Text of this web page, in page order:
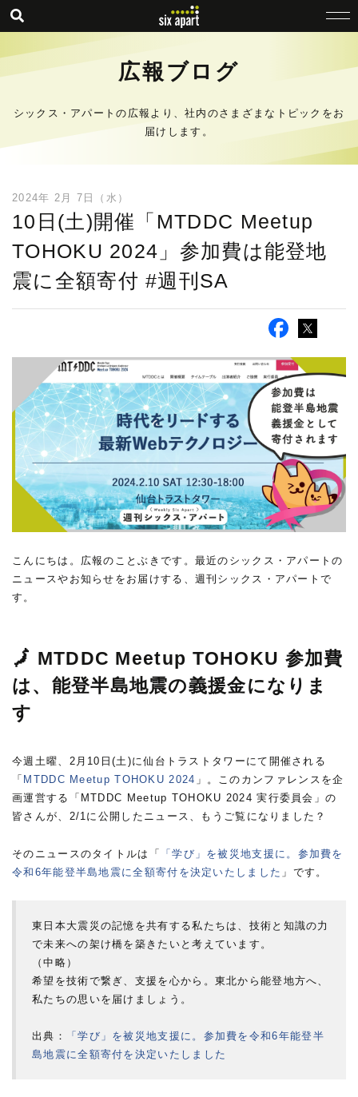
広報ブログ
シックス・アパートの広報より、社内のさまざまなトピックをお
届けします。
2024年 2月 7日（水）
10日(土)開催「MTDDC Meetup
TOHOKU 2024」参加費は能登地
震に全額寄付 #週刊SA
こんにちは。広報のことぶきです。最近のシックス・アパートの
ニュースやお知らせをお届けする、週刊シックス・アパートで
す。
🗾 MTDDC Meetup TOHOKU 参加費
は、能登半島地震の義援金になりま
す
今週土曜、2月10日(土)に仙台トラストタワーにて開催される
「 MTDDC Meetup TOHOKU 2024 」。このカンファレンスを企
画運営する「MTDDC Meetup TOHOKU 2024 実行委員会」の
皆さんが、2/1に公開したニュース、もうご覧になりました？
そのニュースのタイトルは「
「学び」を被災地支援に。参加費を
令和6年能登半島地震に全額寄付を決定いたしました 」です。
東日本大震災の記憶を共有する私たちは、技術と知識の力
で未来への架け橋を築きたいと考えています。
（中略）
希望を技術で繋ぎ、支援を心から。東北から能登地方へ、
私たちの思いを届けましょう。
出典：
「学び」を被災地支援に。参加費を令和6年能登半
島地震に全額寄付を決定いたしました